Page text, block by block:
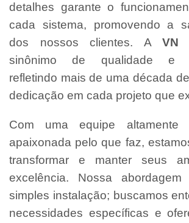
detalhes garante o
cada sistema, promovendo a
dos nossos clientes. A VN
sinônimo de qualidade e
refletindo mais de uma década
dedicação em cada projeto que
Com uma equipe altamente
apaixonada pelo que faz,
transformar e manter seus
excelência. Nossa
simples instalação; buscamos
necessidades específicas e